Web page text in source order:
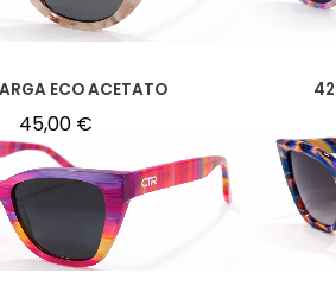
ECO ACETATO
45,00 €